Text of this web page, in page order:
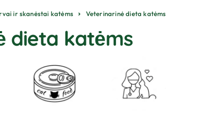
ir skanėstai katėms Veterinarinė dieta katėms
dieta katėms